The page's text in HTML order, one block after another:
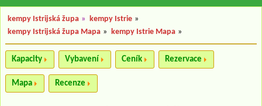
kempy Istrijská župa » kempy Istrie »
kempy Istrijská župa Mapa » kempy Istrie Mapa »
Kapacity Vybavení Ceník Rezervace
Mapa Recenze